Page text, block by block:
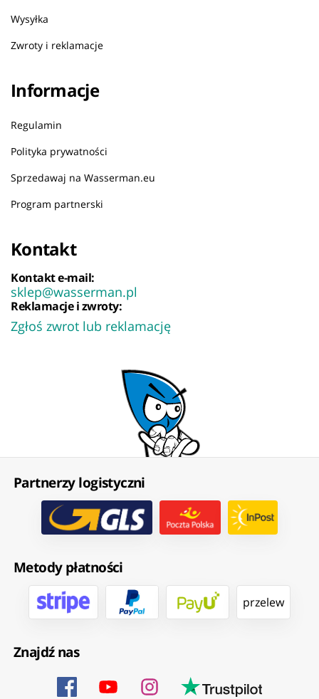
Wysyłka
Zwroty i reklamacje
Informacje
Regulamin
Polityka prywatności
Sprzedawaj na Wasserman.eu
Program partnerski
Kontakt
Kontakt e-mail:
sklep@wasserman.pl
Reklamacje i zwroty:
Zgłoś zwrot lub reklamację
Partnerzy logistyczni
Metody płatności
przelew
Znajdź nas